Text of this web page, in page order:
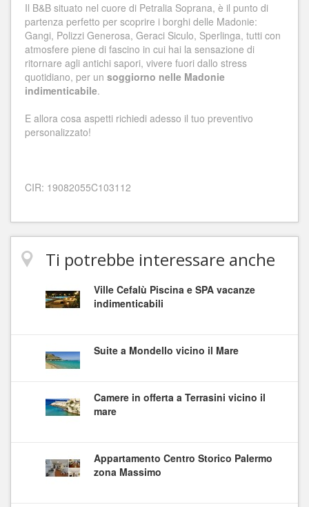
Il B&B situato nel cuore di Petralia Soprana, è il punto di
partenza perfetto per scoprire i borghi delle Madonie:
Gangi, Polizzi Generosa, Geraci Siculo, Sperlinga, tutti con
atmosfere piene di fascino in cui hai la sensazione di
ritornare agli antichi sapori, vivere fuori dallo stress
quotidiano, per un soggiorno nelle Madonie
indimenticabile.
E allora cosa aspetti richiedi adesso il tuo preventivo
personalizzato!
CIR: 19082055C103112
Ti potrebbe interessare anche
Ville Cefalù Piscina e SPA vacanze
indimenticabili
Suite a Mondello vicino il Mare
Camere in offerta a Terrasini vicino il
mare
Appartamento Centro Storico Palermo
zona Massimo